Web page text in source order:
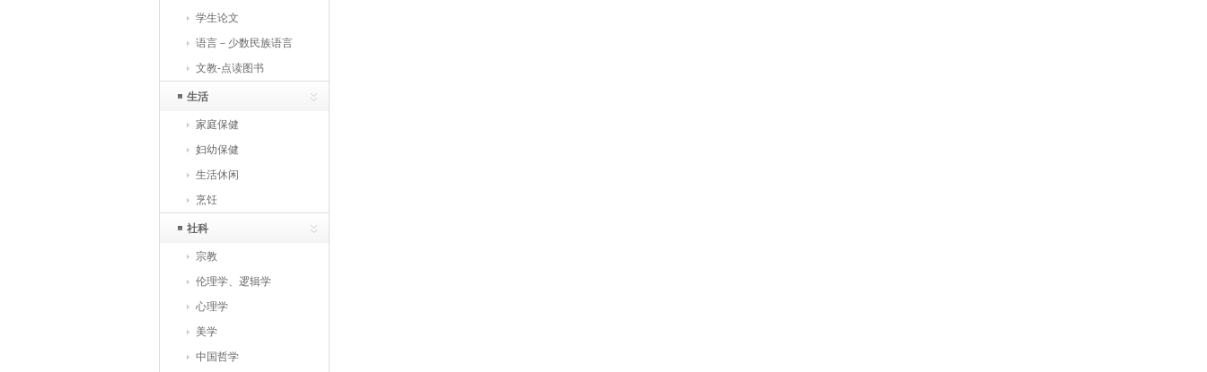
学生论文
语言－少数民族语言
文教-点读图书
生活
家庭保健
妇幼保健
生活休闲
烹饪
社科
宗教
伦理学、逻辑学
心理学
美学
中国哲学